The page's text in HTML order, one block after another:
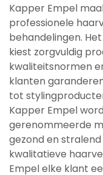
Kapper Empel
professionele
behandelingen.
kiest zorgvuldig
kwaliteitsnormen
klanten
tot
Kapper Empel
gerenommeerde
gezond en
kwalitatieve
Empel elke klant